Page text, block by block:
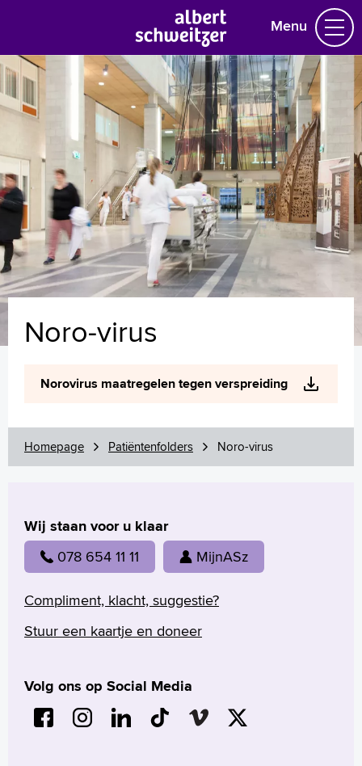
Menu
Homepage
Praktische informatie
Specialismen
Werken en leren
Medewerkers
Contact
MijnASz
Verwijzers
Language
Zoeken
Français
Polski
Türkçe
Arabisch
Noro-virus
Norovirus maatregelen tegen verspreiding
Homepage Patiëntenfolders Noro-virus
Wij staan voor u klaar
078 654 11 11 MijnASz
Compliment, klacht, suggestie?
Stuur een kaartje en doneer
Volg ons op Social Media